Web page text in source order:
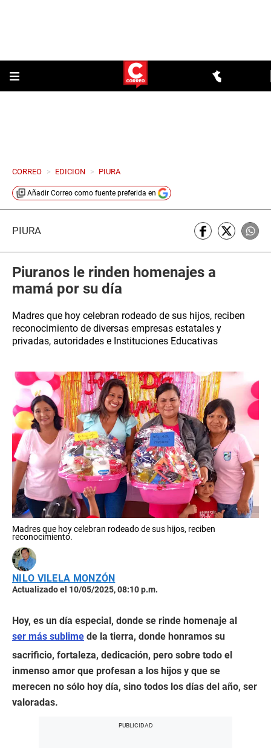
CORREO > EDICION > PIURA
Añadir Correo como fuente preferida en
PIURA
Piuranos le rinden homenajes a
mamá por su día
Madres que hoy celebran rodeado de sus hijos, reciben
reconocimiento de diversas empresas estatales y
privadas, autoridades e Instituciones Educativas
Madres que hoy celebran rodeado de sus hijos, reciben
reconocimiento.
NILO VILELA MONZÓN
Actualizado el 10/05/2025, 08:10 p.m.
Hoy, es un día especial, donde se rinde homenaje al
ser más sublime de la tierra, donde honramos su
sacrificio, fortaleza, dedicación, pero sobre todo el
inmenso amor que profesan a los hijos y que se
merecen no sólo hoy día, sino todos los días del año, ser
valoradas.